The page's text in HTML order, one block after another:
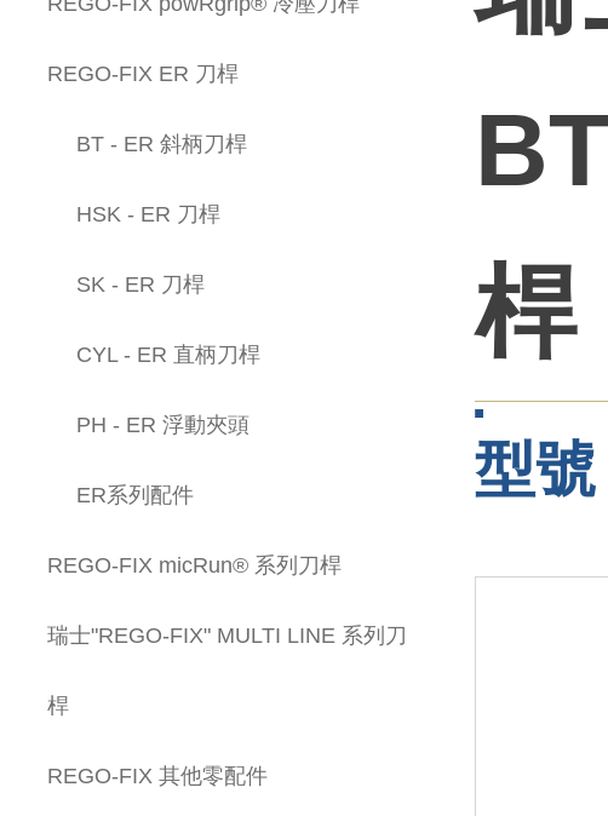
REGO-FIX ER 刀桿
BT - ER 斜柄刀桿
HSK - ER 刀桿
SK - ER 刀桿
CYL - ER 直柄刀桿
PH - ER 浮動夾頭
ER系列配件
REGO-FIX micRun® 系列刀桿
瑞士"REGO-FIX" MULTI LINE 系列刀
桿
REGO-FIX 其他零配件
桿
型號